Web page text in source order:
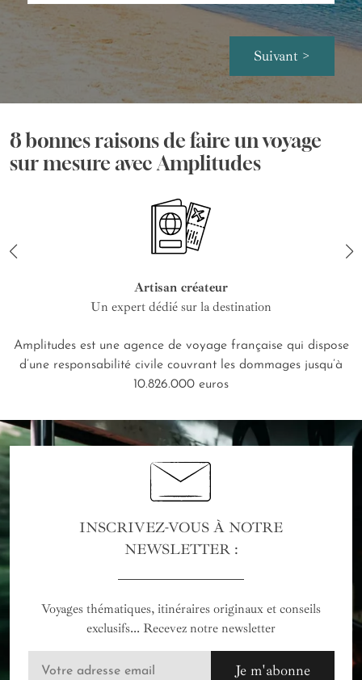
Suivant >
8 bonnes raisons de faire un voyage
sur mesure avec Amplitudes
Artisan créateur
Un expert dédié sur la destination
Amplitudes est une agence de voyage française qui dispose
d’une responsabilité civile couvrant les dommages jusqu’à
10.826.000 euros
INSCRIVEZ-VOUS À NOTRE
NEWSLETTER :
Voyages thématiques, itinéraires originaux et conseils
exclusifs... Recevez notre newsletter
Je m'abonne